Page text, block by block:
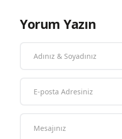
Yorum Yazın